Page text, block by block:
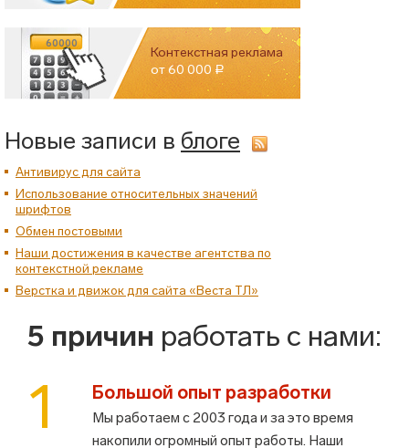
60000
Контекстная реклама
от 60 000 Р
Новые записи в блоге
Антивирус для сайта
Использование относительных значений
шрифтов
Обмен постовыми
Наши достижения в качестве агентства по
контекстной рекламе
Верстка и движок для сайта «Веста ТЛ»
5 причин работать с нами:
1 Большой опыт разработки
Мы работаем с 2003 года и за это время
накопили огромный опыт работы. Наши